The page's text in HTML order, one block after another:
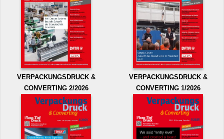
VERPACKUNGSDRUCK &
CONVERTING 2/2026
VERPACKUNGSDRUCK &
CONVERTING 1/2026